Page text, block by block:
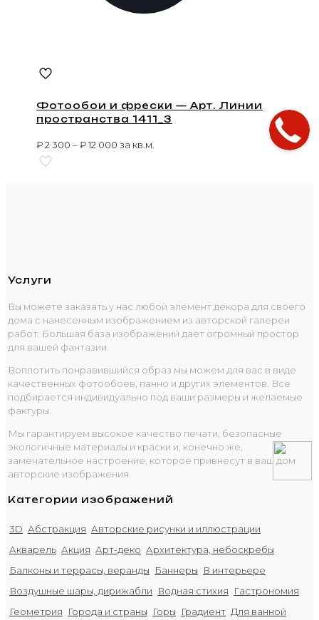
Фотообои и фрески — Арт. Линии
пространства 1411_3
₽2 300 –₽12 000 за кв.м.
Услуги
Вы можете заказать у нас любой элемент декора для своего
дома с нанесенным изображением из авторской галереи
работ. Большая база изображений дает огромный простор
для вашей фантазии.
Воплотить понравившийся образ мы можем для вас в виде
качественных фотообоев, панно и других элементов. Все
подбирается индивидуально под ваши размеры и желаемые
фактуры.
Мы гарантируем высокое качество печати, безопасные
экологичные материалы и краски и, конечно же,
замечательное настроение, которое привнесут в ваш дом
авторские изображения.
Категории изображений
3D Абстракция Авторские рисунки и иллюстрации
Акварель Акция Арт-деко Архитектура, небоскребы
Балконы и террасы, веранды
Баннеры
В интерьере
Воздушные шары, дирижабли
Водная стихия
Гастрономия
Геометрия
Города и страны Горы Градиент Для ванной